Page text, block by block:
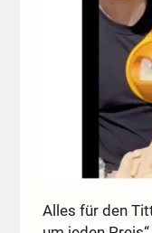
Alles für den